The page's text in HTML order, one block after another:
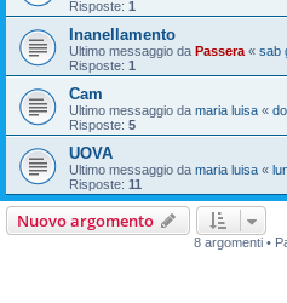
Risposte: 1
Inanellamento
Ultimo messaggio da Passera « sab
Risposte: 1
Cam
Ultimo messaggio da maria luisa «
Risposte: 5
UOVA
Ultimo messaggio da maria luisa «
Risposte: 11
Nuovo argomento
8 argomenti •